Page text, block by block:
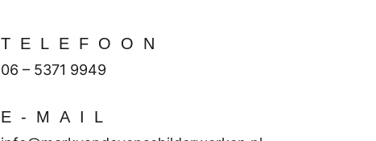
TELEFOON
06 – 5371 9949
E-MAIL